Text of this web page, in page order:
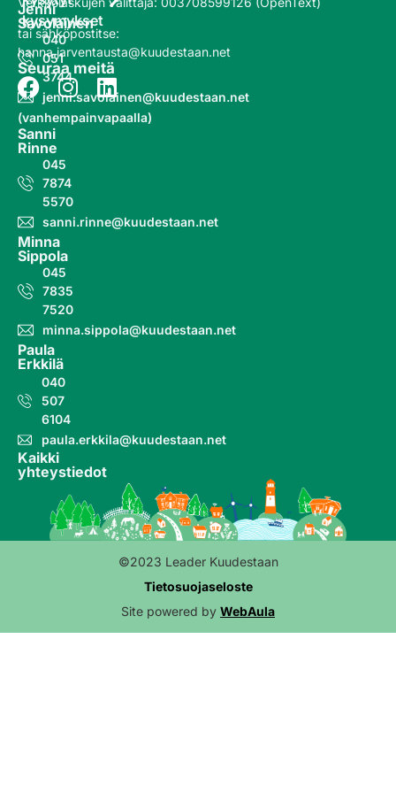
kysymykset
Jenni
Savolainen
040
051
3744
jenni.savolainen@kuudestaan.net
(vanhempainvapaalla)
Sanni
Rinne
045
7874
5570
sanni.rinne@kuudestaan.net
Minna
Sippola
045
7835
7520
minna.sippola@kuudestaan.net
Paula
Erkkilä
040
507
6104
paula.erkkila@kuudestaan.net
Kaikki
yhteystiedot
tai sähköpostitse:
hanna.jarventausta@kuudestaan.net
Seuraa meitä
©2023 Leader Kuudestaan
Tietosuojaseloste
Site powered by WebAula